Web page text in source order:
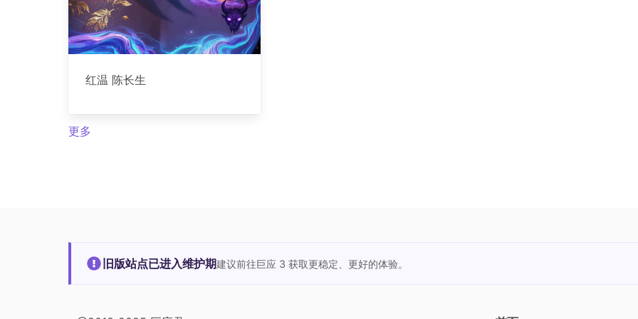
红温 陈长生
更多
旧版站点已进入维护期建议前往巨应 3 获取更稳定、更好的体验。